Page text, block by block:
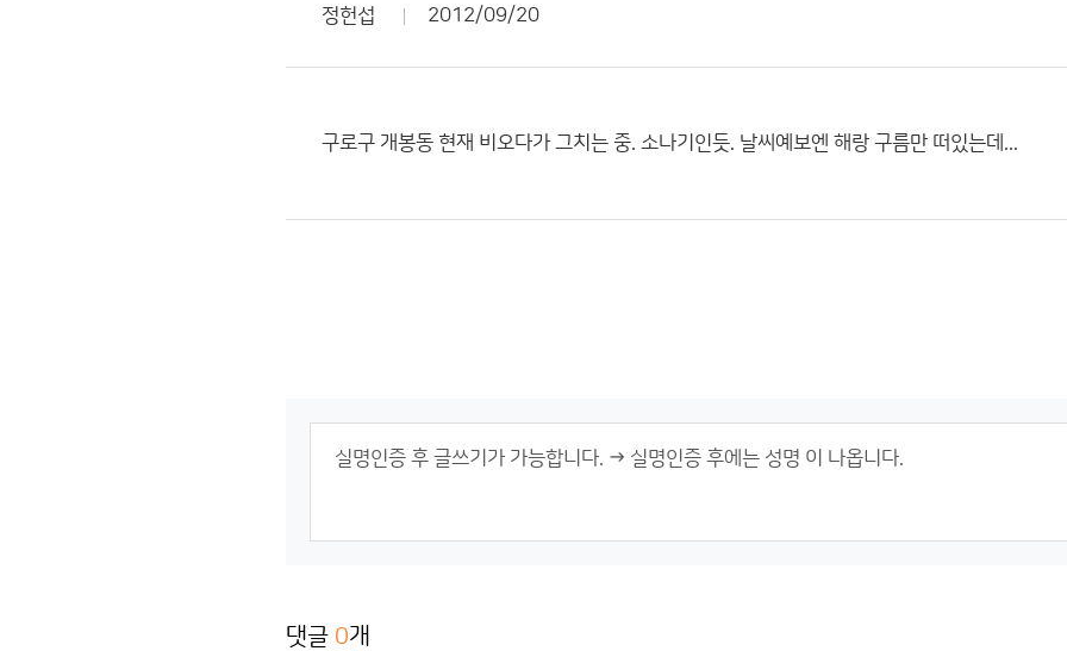
정헌섭 2012/09/20
구로구 개봉동 현재 비오다가 그치는 중. 소나기인듯. 날씨예보엔 해랑 구름만 떠있는데...
댓글 0개